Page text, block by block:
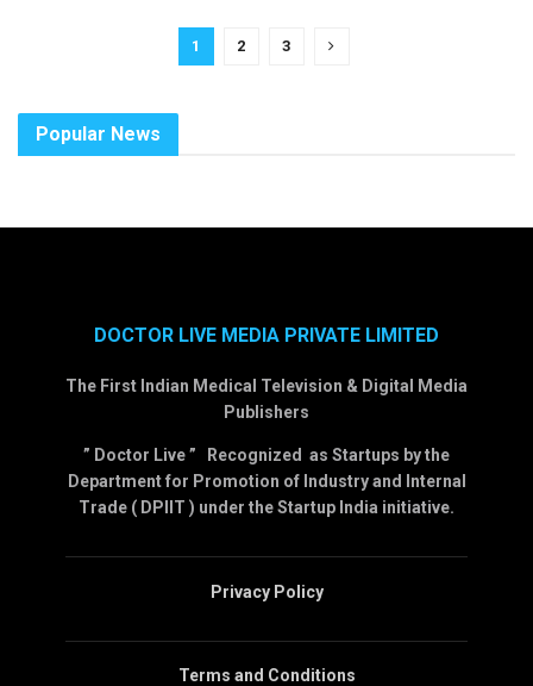
1 2 3
Popular News
DOCTOR LIVE MEDIA PRIVATE LIMITED
The First Indian Medical Television & Digital Media
Publishers
” Doctor Live ” Recognized as Startups by the
Department for Promotion of Industry and Internal
Trade ( DPIIT ) under the Startup India initiative.
Privacy Policy
Terms and Conditions